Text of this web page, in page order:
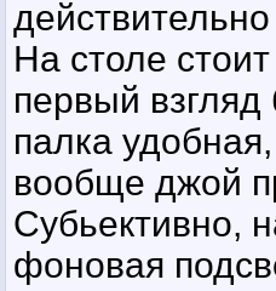
На столе
первый
палка
вообще джой
Субьективно,
фоновая